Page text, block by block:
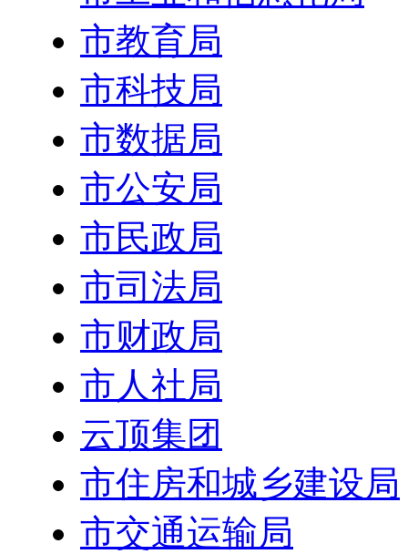
市教育局
市科技局
市数据局
市公安局
市民政局
市司法局
市财政局
市人社局
云顶集团
市住房和城乡建设局
市交通运输局